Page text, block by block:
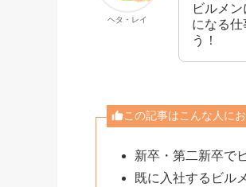
ヘタ・レイ
ビルメ
になる
う！
この記事はこんな人に
新卒・第二新卒で
既に入社するビル